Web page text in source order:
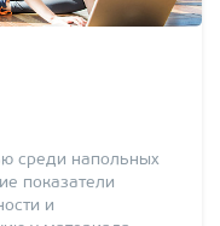
среди напольных
показатели
и